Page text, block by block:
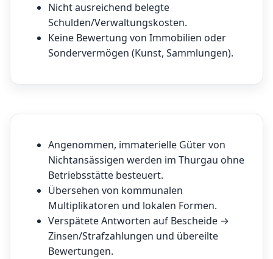
Nicht ausreichend belegte
Schulden/Verwaltungskosten.
Keine Bewertung von Immobilien oder
Sondervermögen (Kunst, Sammlungen).
Angenommen, immaterielle Güter von
Nichtansässigen werden im Thurgau ohne
Betriebsstätte besteuert.
Übersehen von kommunalen
Multiplikatoren und lokalen Formen.
Verspätete Antworten auf Bescheide →
Zinsen/Strafzahlungen und übereilte
Bewertungen.